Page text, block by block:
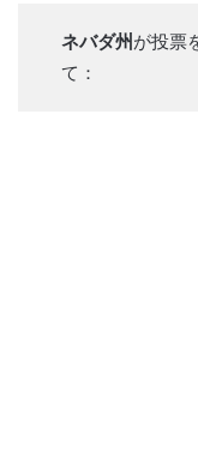
ネバダ州が投票
て：